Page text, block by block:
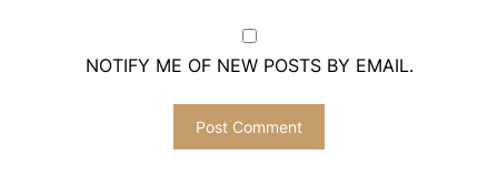
NOTIFY ME OF NEW POSTS BY EMAIL.